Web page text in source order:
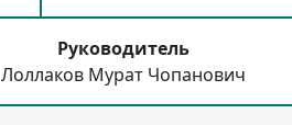
Руководитель
Лоллаков Мурат Чопанович